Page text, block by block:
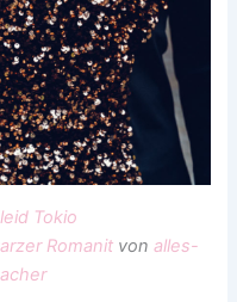
Tokio
Romanitvon alles-